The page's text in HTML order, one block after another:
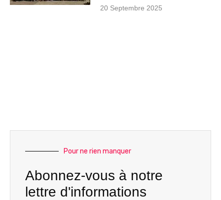
20 Septembre 2025
Pour ne rien manquer
Abonnez-vous à notre
lettre d'informations